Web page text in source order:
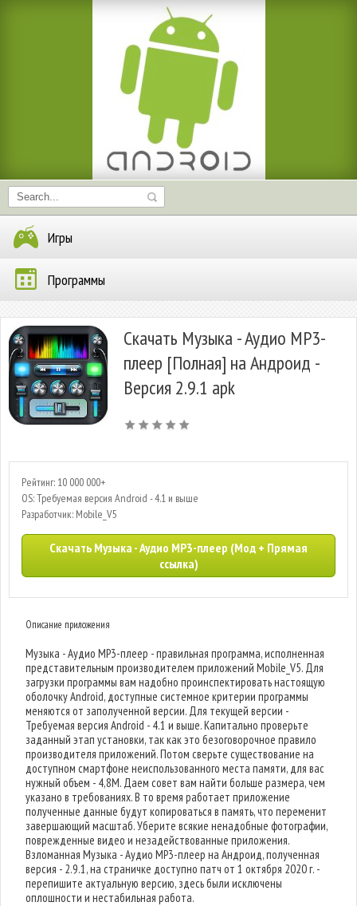
Игры
Программы
Скачать Музыка - Аудио MP3-
плеер [Полная] на Андроид -
Версия 2.9.1 apk
Рейтинг: 10 000 000+
OS: Требуемая версия Android - 4.1 и выше
Разработчик: Mobile_V5
Скачать Музыка - Аудио MP3-плеер (Мод + Прямая
ссылка)
Описание приложения
Музыка - Аудио MP3-плеер - правильная программа, исполненная
представительным производителем приложений Mobile_V5. Для
загрузки программы вам надобно проинспектировать настоящую
оболочку Android, доступные системное критерии программы
меняются от заполученной версии. Для текущей версии -
Требуемая версия Android - 4.1 и выше. Капитально проверьте
заданный этап установки, так как это безоговорочное правило
производителя приложений. Потом сверьте существование на
доступном смартфоне неиспользованного места памяти, для вас
нужный объем - 4,8M. Даем совет вам найти больше размера, чем
указано в требованиях. В то время работает приложение
полученные данные будут копироваться в память, что переменит
завершающий масштаб. Уберите всякие ненадобные фотографии,
поврежденные видео и незадействованные приложения.
Взломанная Музыка - Аудио MP3-плеер на Андроид, полученная
версия - 2.9.1, на страничке доступно патч от 1 октября 2020 г. -
перепишите актуальную версию, здесь были исключены
оплошности и нестабильная работа.